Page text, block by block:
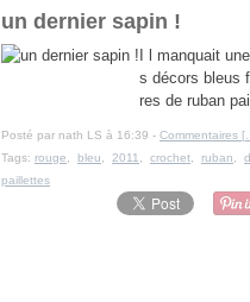
un dernier sapin !
I l manquait
s décors bleus
res de ruban
Posté par nath LS à 16:39 - Commentaires [
Tags: rouge bleu 2011 crochet ruban
paillettes